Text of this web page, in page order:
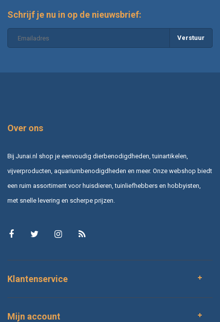
Schrijf je nu in op de nieuwsbrief:
Verstuur
Over ons
Bij Junai.nl shop je eenvoudig dierbenodigdheden, tuinartikelen,
vijverproducten, aquariumbenodigdheden en meer. Onze webshop biedt
een ruim assortiment voor huisdieren, tuinliefhebbers en hobbyisten,
met snelle levering en scherpe prijzen.
Klantenservice
Mijn account